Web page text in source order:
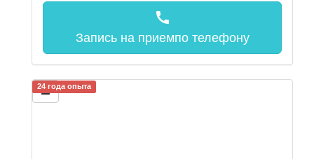
call
Запись на приемпо телефону
24 года опыта